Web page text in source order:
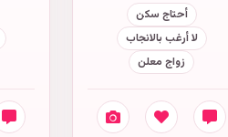
أحتاج سكن
لا أرغب بالانجاب
زواج معلن